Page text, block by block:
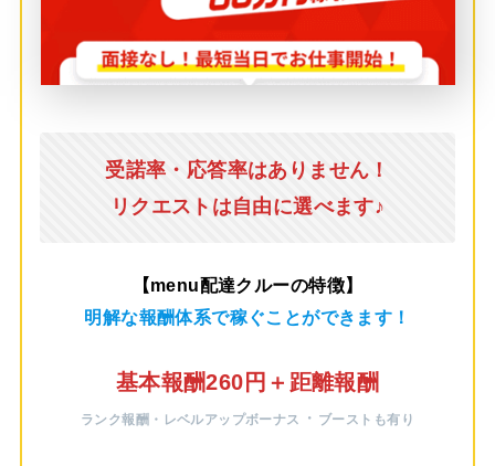
受諾率・応答率はありません！
リクエストは自由に選べます♪
【menu配達クルーの特徴】
明解な報酬体系で稼ぐことができます！
基本報酬260円＋距離報酬
ランク報酬・レベルアップボーナス ・ ブーストも有り